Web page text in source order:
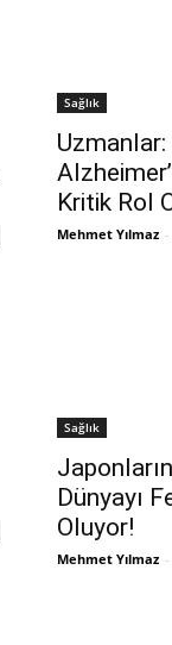
Sağlık
Kritik Rol
Mehmet Yılmaz -
Sağlık
Dünyayı
Oluyor!
Mehmet Yılmaz -